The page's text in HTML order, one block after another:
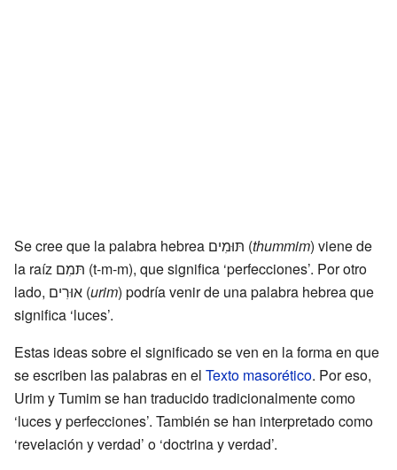
Se cree que la palabra hebrea תּוּמִים (thummim) viene de
la raíz תּמִם (t-m-m), que significa ‘perfecciones’. Por otro
lado, אוּרִים (urim) podría venir de una palabra hebrea que
significa ‘luces’.
Estas ideas sobre el significado se ven en la forma en que
se escriben las palabras en el Texto masorético. Por eso,
Urim y Tumim se han traducido tradicionalmente como
‘luces y perfecciones’. También se han interpretado como
‘revelación y verdad’ o ‘doctrina y verdad’.